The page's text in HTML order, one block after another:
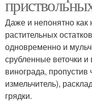
Даже и непонятно как
растительных
одновременно и
срубленные веточки
винограда,
измельчитель),
грядки.